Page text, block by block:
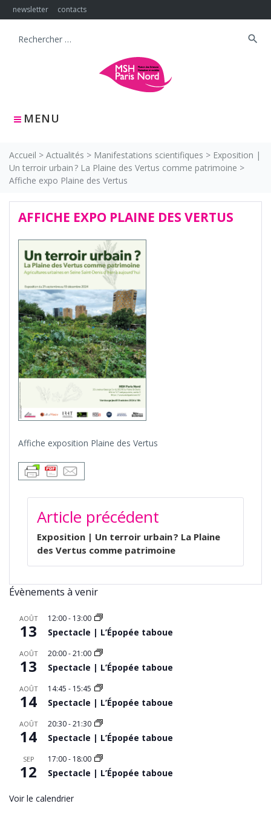
Skip
to
newsletter contacts
MENU
Search
search
Accueil > Actualités > Manifestations scientifiques > Exposition |
Un terroir urbain ? La Plaine des Vertus comme patrimoine >
Affiche expo Plaine des Vertus
AFFICHE EXPO PLAINE DES VERTUS
Affiche exposition Plaine des Vertus
NAVIGATION
DE
L’ARTICLE
Article précédent
Exposition | Un terroir urbain ? La Plaine
des Vertus comme patrimoine
Évènements à venir
AOÛT
13
12:00- 13:00
Spectacle | L’Épopée taboue
AOÛT
13
20:00-21:00
Spectacle | L’Épopée taboue
AOÛT
14
14:45 - 15:45
Spectacle | L’Épopée taboue
AOÛT
14
20:30-21:30
Spectacle | L’Épopée taboue
SEP
12
17:00- 18:00
Spectacle | L’Épopée taboue
Voir le calendrier